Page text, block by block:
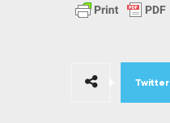
Twitter